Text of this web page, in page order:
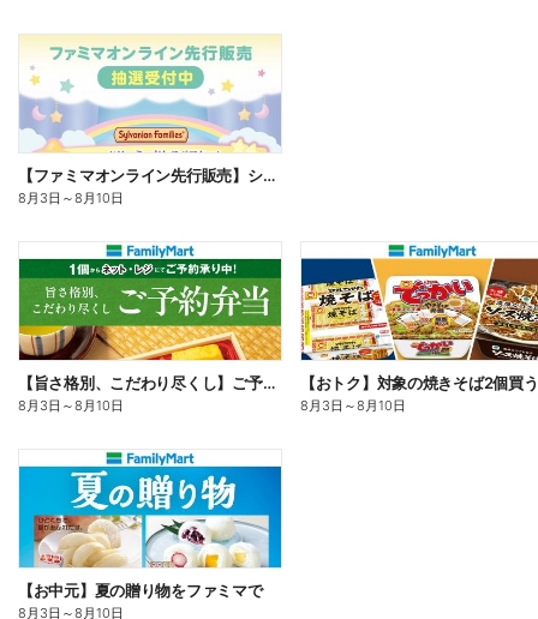
【ファミマオンライン先行販売】シルバニアファミリー
8月3日 ～8月10日
【旨さ格別、こだわり尽くし】ご予約弁当
8月3日 ～8月10日 8月3日 ～8月10日
【お中元】夏の贈り物をファミマで
8月3日 ～8月10日